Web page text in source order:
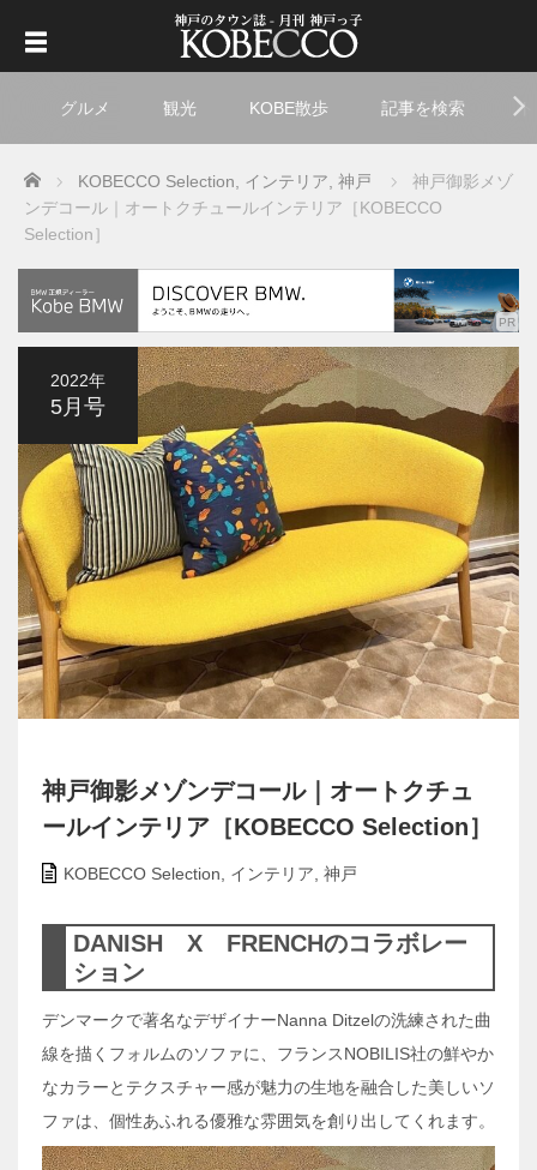
グルメ 観光 KOBE散歩 記事を検索
Home KOBECCO Selection インテリア 神戸
神戸御影メゾ
ンデコール｜オートクチュールインテリア［KOBECCO
Selection］
2022年
5月号
神戸御影メゾンデコール｜オートクチュ
ールインテリア［KOBECCO Selection］
KOBECCO Selection, インテリア, 神戸
DANISH X FRENCHのコラボレー
ション
デンマークで著名なデザイナーNanna Ditzelの洗練された曲
線を描くフォルムのソファに、フランスNOBILIS社の鮮やか
なカラーとテクスチャー感が魅力の生地を融合した美しいソ
ファは、個性あふれる優雅な雰囲気を創り出してくれます。